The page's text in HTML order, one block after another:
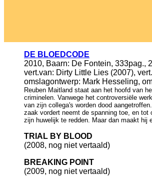
DE BLOEDCODE
2010, Baarn: De Fontein, 333pag.,
vert.van: Dirty Little Lies (2007),
omslagontwerp: Mark Hesseling,
Reuben Maitland staat aan het hoofd van
criminelen. Vanwege het controversiële
van zijn collega's worden dood
zaak vordert neemt de spanning toe, en
zijn huwelijk te redden. Maar dan maakt hij
TRIAL BY BLOOD
(2008, nog niet vertaald)
BREAKING POINT
(2009, nog niet vertaald)